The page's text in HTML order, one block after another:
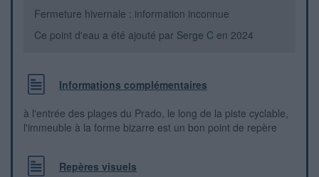
Fermeture hivernale : information inconnue
Ce point d'eau a été ajouté par Serge C en 2024
Informations complémentaires
à l'entrée des plages du Prado, le long de la piste cyclable,
l'immeuble à la forme bizarre est un bon point de repère
Repères visuels